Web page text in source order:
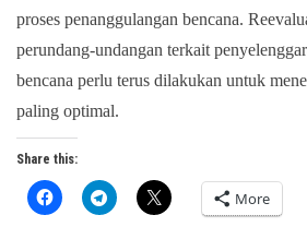
proses penanggulangan bencana.
perundang-undangan terkait
bencana perlu terus dilakukan untuk
paling optimal.
Share this:
More